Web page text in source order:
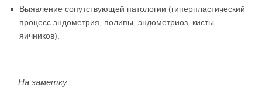
Выявление сопутствующей патологии (гиперпластический
процесс эндометрия, полипы, эндометриоз, кисты
яичников).
На заметку